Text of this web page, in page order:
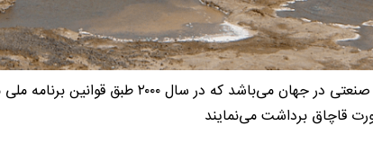
این دریاچه منبع بسیار غنی از نمک خوراکی و
قاچاق برداشت می‌نمایند